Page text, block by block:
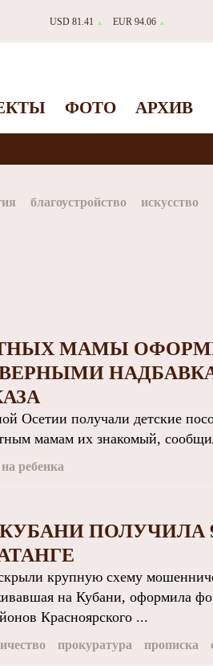
USD 81.41 ▲ EUR 94.06 ▲
ФОТО АРХИВ
благоустройство искусство
МАМЫ
Осетии получали детские
мамам их знакомый,
ребенка
ПОЛУЧИЛА
крупную схему
на Кубани, оформила
Красноярского ...
прокуратура прописка